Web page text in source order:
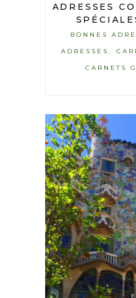
ADRESSES
BONNES
ADRESSES
CARNETS